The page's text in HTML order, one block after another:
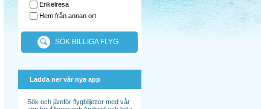
Enkelresa
Hem från annan ort
SÖK BILLIGA FLYG
Ladda ner vår nya app
Sök och jämför flygbiljetter med vår